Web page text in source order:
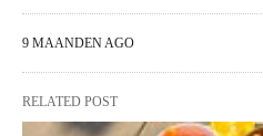
9 MAANDEN AGO
RELATED POST